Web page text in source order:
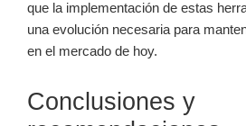
que la implementación de estas
una evolución necesaria para
en el mercado de hoy.
Conclusiones y